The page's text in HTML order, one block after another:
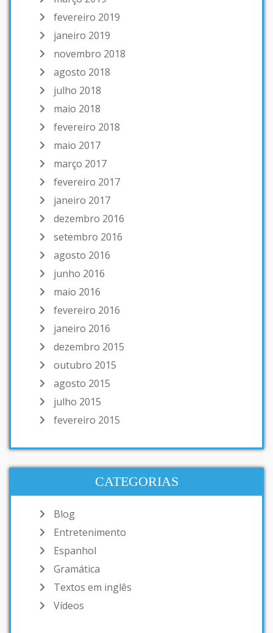
fevereiro 2019
janeiro 2019
novembro 2018
agosto 2018
julho 2018
maio 2018
fevereiro 2018
maio 2017
março 2017
fevereiro 2017
janeiro 2017
dezembro 2016
setembro 2016
agosto 2016
junho 2016
maio 2016
fevereiro 2016
janeiro 2016
dezembro 2015
outubro 2015
agosto 2015
julho 2015
fevereiro 2015
CATEGORIAS
Blog
Entretenimento
Espanhol
Gramática
Textos em inglês
Vídeos